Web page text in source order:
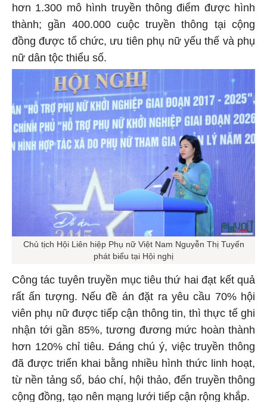
hơn 1.300 mô hình truyền thông điểm được hình
thành; gần 400.000 cuộc truyền thông tại cộng
đồng được tổ chức, ưu tiên phụ nữ yếu thế và phụ
nữ dân tộc thiểu số.
Chủ tịch Hội Liên hiệp Phụ nữ Việt Nam Nguyễn Thị Tuyến
phát biểu tại Hội nghị
Công tác tuyên truyền mục tiêu thứ hai đạt kết quả
rất ấn tượng. Nếu đề án đặt ra yêu cầu 70% hội
viên phụ nữ được tiếp cận thông tin, thì thực tế ghi
nhận tới gần 85%, tương đương mức hoàn thành
hơn 120% chỉ tiêu. Đáng chú ý, việc truyền thông
đã được triển khai bằng nhiều hình thức linh hoạt,
từ nền tảng số, báo chí, hội thảo, đến truyền thông
cộng đồng, tạo nên mạng lưới tiếp cận rộng khắp.